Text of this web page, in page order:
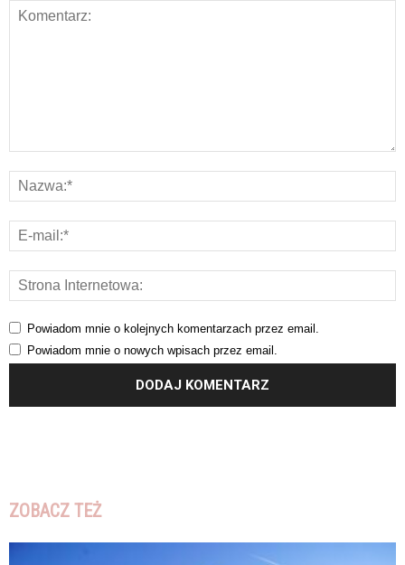
Powiadom mnie o kolejnych komentarzach przez email.
Powiadom mnie o nowych wpisach przez email.
ZOBACZ TEŻ